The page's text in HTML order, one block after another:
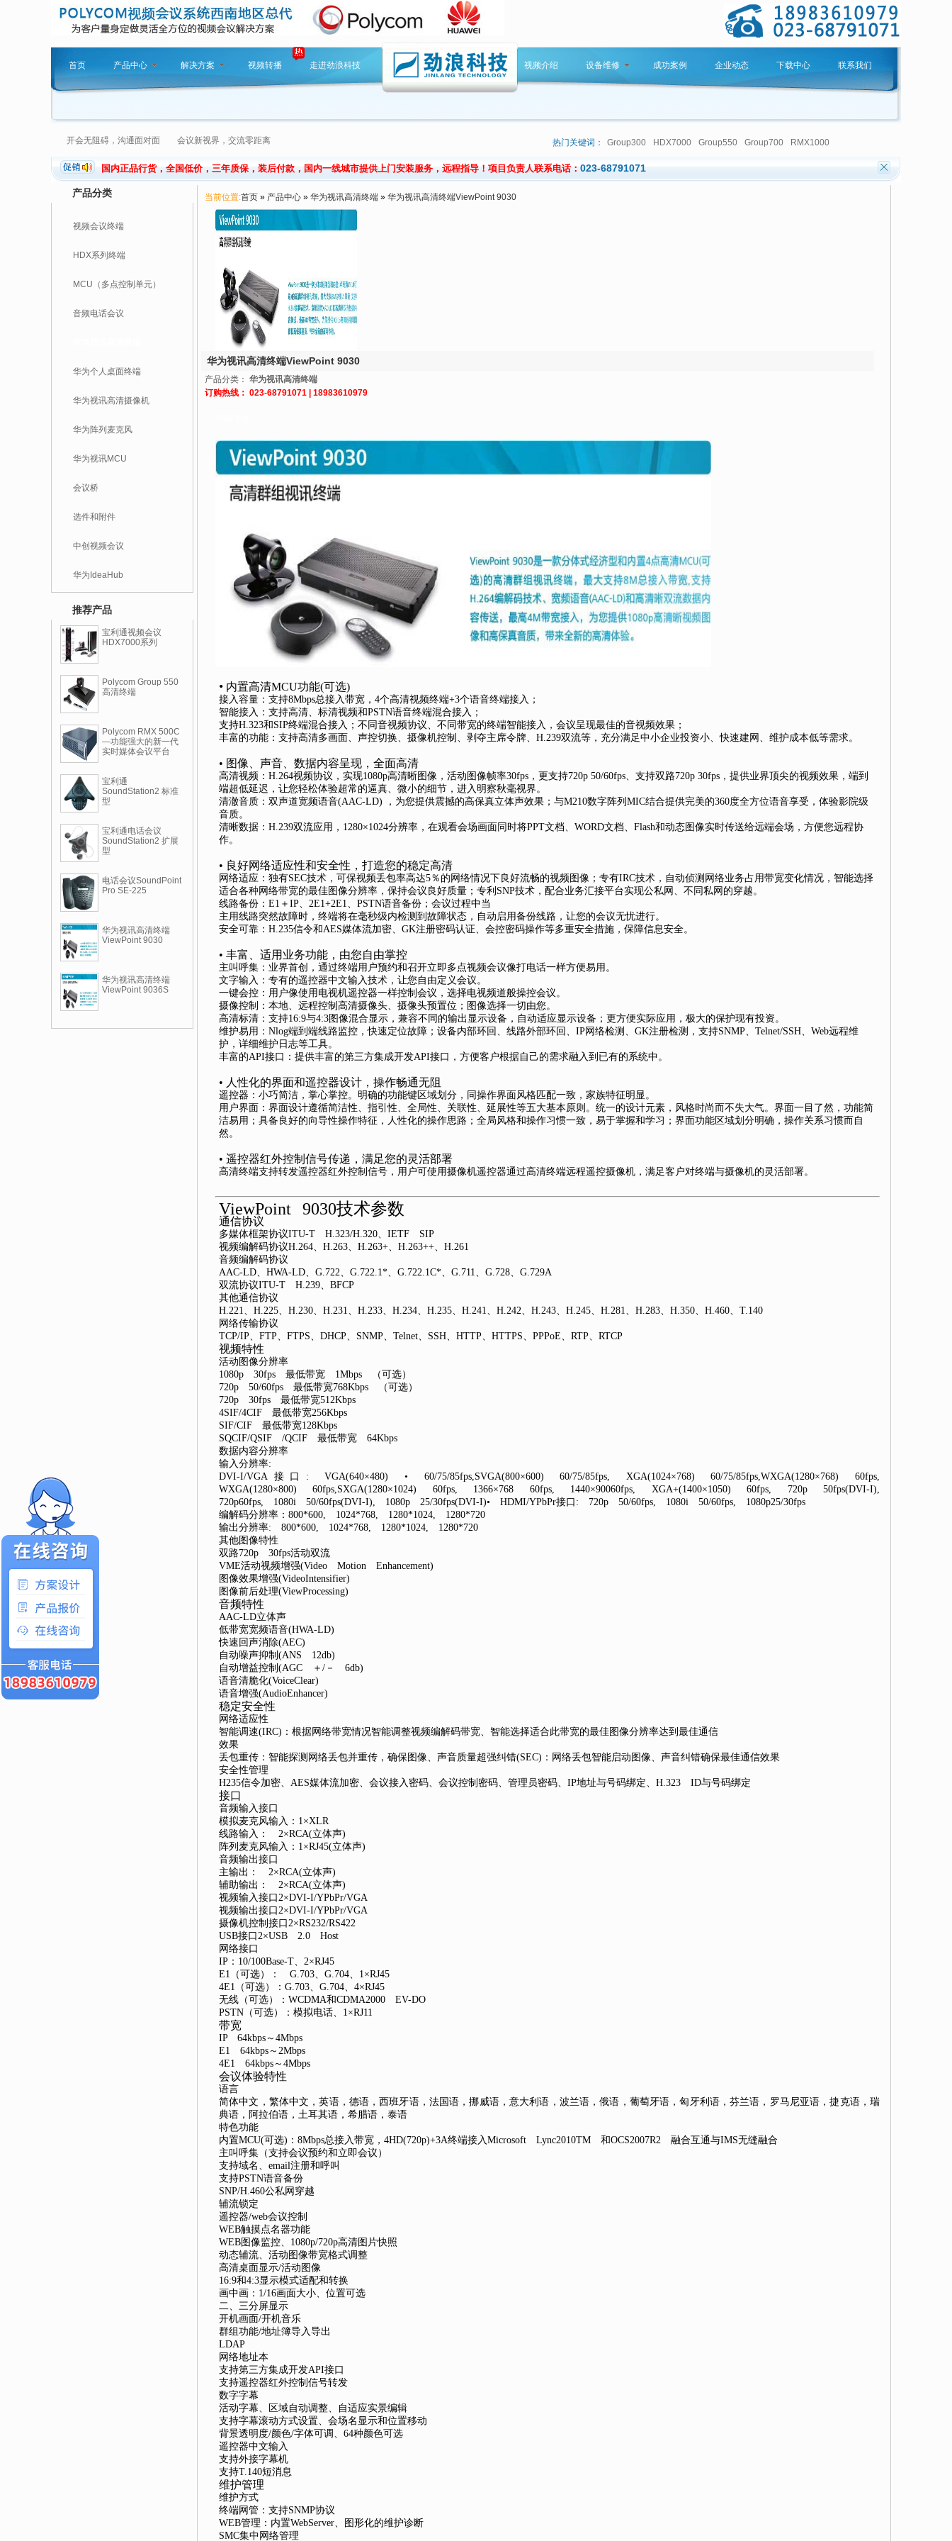
首页 产品中心 解决方案 视频转播 走进劲浪科技 视频介绍 设备维修 成功案例 企业动态 下载中心 联系我们
开会无阻碍，沟通面对面 会议新视界，交流零距离 热门关键词： Group300 HDX7000 Group550 Group700 RMX1000
国内正品行货，全国低价，三年质保，装后付款，国内一线城市提供上门安装服务，远程指导！项目负责人联系电话： 023-68791071
产品分类
视频会议终端
HDX系列终端
MCU（多点控制单元）
音频电话会议
华为个人桌面终端
华为视讯高清摄像机
华为阵列麦克风
华为视讯MCU
会议桥
选件和附件
中创视频会议
华为IdeaHub
推荐产品
宝利通视频会议
HDX7000系列
Polycom Group 550
高清终端
Polycom RMX 500C
—功能强大的新一代
实时媒体会议平台
宝利通
SoundStation2 标准
型
宝利通电话会议
SoundStation2 扩展
型
电话会议SoundPoint
Pro SE-225
华为视讯高清终端
ViewPoint 9030
华为视讯高清终端
ViewPoint 9036S
当前位置:首页 » 产品中心 » 华为视讯高清终端 » 华为视讯高清终端ViewPoint 9030
华为视讯高清终端ViewPoint 9030
产品分类： 华为视讯高清终端
订购热线： 023-68791071 | 18983610979
• 内置高清MCU功能(可选)
接入容量：支持8Mbps总接入带宽，4个高清视频终端+3个语音终端接入；
智能接入：支持高清、标清视频和PSTN语音终端混合接入；
支持H.323和SIP终端混合接入；不同音视频协议、不同带宽的终端智能接入，会议呈现最佳的音视频效果；
丰富的功能：支持高清多画面、声控切换、摄像机控制、剥夺主席令牌、H.239双流等，充分满足中小企业投资小、快速建网、维护成本低等需求。
• 图像、声音、数据内容呈现，全面高清
高清视频：H.264视频协议，实现1080p高清晰图像，活动图像帧率30fps，更支持720p 50/60fps、支持双路720p 30fps，提供业界顶尖的视频效果，端到
端超低延迟，让您轻松体验超常的逼真、微小的细节，进入明察秋毫视界。
清澈音质：双声道宽频语音(AAC-LD) ，为您提供震撼的高保真立体声效果；与M210数字阵列MIC结合提供完美的360度全方位语音享受，体验影院级
音质。
清晰数据：H.239双流应用，1280×1024分辨率，在观看会场画面同时将PPT文档、WORD文档、Flash和动态图像实时传送给远端会场，方便您远程协
作。
• 良好网络适应性和安全性，打造您的稳定高清
网络适应：独有SEC技术，可保视频丢包率高达5％的网络情况下良好流畅的视频图像；专有IRC技术，自动侦测网络业务占用带宽变化情况，智能选择
适合各种网络带宽的最佳图像分辨率，保持会议良好质量；专利SNP技术，配合业务汇接平台实现公私网、不同私网的穿越。
线路备份：E1＋IP、2E1+2E1、PSTN语音备份； 会议过程中当
主用线路突然故障时，终端将在毫秒级内检测到故障状态，自动启用备份线路，让您的会议无忧进行。
安全可靠：H.235信令和AES媒体流加密、GK注册密码认证、会控密码操作等多重安全措施，保障信息安全。
• 丰富、适用业务功能，由您自由掌控
主叫呼集：业界首创，通过终端用户预约和召开立即多点视频会议像打电话一样方便易用。
文字输入：专有的遥控器中文输入技术，让您自由定义会议。
一键会控：用户像使用电视机遥控器一样控制会议，选择电视频道般操控会议。
摄像控制：本地、远程控制高清摄像头、摄像头预置位；图像选择一切由您。
高清标清：支持16:9与4:3图像混合显示，兼容不同的输出显示设备，自动适应显示设备；更方便实际应用，极大的保护现有投资。
维护易用：Nlog端到端线路监控，快速定位故障；设备内部环回、线路外部环回、IP网络检测、GK注册检测，支持SNMP、Telnet/SSH、Web远程维
护，详细维护日志等工具。
丰富的API接口：提供丰富的第三方集成开发API接口，方便客户根据自己的需求融入到已有的系统中。
• 人性化的界面和遥控器设计，操作畅通无阻
遥控器：小巧简洁，掌心掌控。明确的功能键区域划分，同操作界面风格匹配一致，家族特征明显。
用户界面：界面设计遵循简洁性、指引性、全局性、关联性、延展性等五大基本原则。统一的设计元素，风格时尚而不失大气。界面一目了然，功能简
洁易用；具备良好的向导性操作特征，人性化的操作思路；全局风格和操作习惯一致，易于掌握和学习；界面功能区域划分明确，操作关系习惯而自
然。
• 遥控器红外控制信号传递，满足您的灵活部署
高清终端支持转发遥控器红外控制信号，用户可使用摄像机遥控器通过高清终端远程遥控摄像机，满足客户对终端与摄像机的灵活部署。
ViewPoint 9030技术参数
通信协议
多媒体框架协议ITU-T H.323/H.320、IETF SIP
视频编解码协议H.264、H.263、H.263+、H.263++、H.261
音频编解码协议
AAC-LD、HWA-LD、G.722、G.722.1*、G.722.1C*、G.711、G.728、G.729A
双流协议ITU-T H.239、BFCP
其他通信协议
H.221、H.225、H.230、H.231、H.233、H.234、H.235、H.241、H.242、H.243、H.245、H.281、H.283、H.350、H.460、T.140
网络传输协议
TCP/IP、FTP、FTPS、DHCP、SNMP、Telnet、SSH、HTTP、HTTPS、PPPoE、RTP、RTCP
视频特性
活动图像分辨率
1080p 30fps 最低带宽 1Mbps （可选）
720p 50/60fps 最低带宽768Kbps （可选）
720p 30fps 最低带宽512Kbps
4SIF/4CIF 最低带宽256Kbps
SIF/CIF 最低带宽128Kbps
SQCIF/QSIF /QCIF 最低带宽 64Kbps
数据内容分辨率
输入分辨率:
DVI-I/VGA接口: VGA(640×480) • 60/75/85fps,SVGA(800×600) 60/75/85fps, XGA(1024×768) 60/75/85fps,WXGA(1280×768) 60fps,
WXGA(1280×800) 60fps,SXGA(1280×1024) 60fps, 1366×768 60fps, 1440×90060fps, XGA+(1400×1050) 60fps, 720p 50fps(DVI-I),
720p60fps, 1080i 50/60fps(DVI-I), 1080p 25/30fps(DVI-I)• HDMI/YPbPr接口: 720p 50/60fps, 1080i 50/60fps, 1080p25/30fps
编解码分辨率：800*600, 1024*768, 1280*1024, 1280*720
输出分辨率: 800*600, 1024*768, 1280*1024, 1280*720
其他图像特性
双路720p 30fps活动双流
VME活动视频增强(Video Motion Enhancement)
图像效果增强(VideoIntensifier)
图像前后处理(ViewProcessing)
音频特性
AAC-LD立体声
低带宽宽频语音(HWA-LD)
快速回声消除(AEC)
自动噪声抑制(ANS 12db)
自动增益控制(AGC ＋/－ 6db)
语音清脆化(VoiceClear)
语音增强(AudioEnhancer)
稳定安全性
网络适应性
智能调速(IRC)：根据网络带宽情况智能调整视频编解码带宽、智能选择适合此带宽的最佳图像分辨率达到最佳通信
效果
丢包重传：智能探测网络丢包并重传，确保图像、声音质量超强纠错(SEC)：网络丢包智能启动图像、声音纠错确保最佳通信效果
安全性管理
H235信令加密、AES媒体流加密、会议接入密码、会议控制密码、管理员密码、IP地址与号码绑定、H.323 ID与号码绑定
接口
音频输入接口
模拟麦克风输入：1×XLR
线路输入： 2×RCA(立体声)
阵列麦克风输入：1×RJ45(立体声)
音频输出接口
主输出： 2×RCA(立体声)
辅助输出： 2×RCA(立体声)
视频输入接口2×DVI-I/YPbPr/VGA
视频输出接口2×DVI-I/YPbPr/VGA
摄像机控制接口2×RS232/RS422
USB接口2×USB 2.0 Host
网络接口
IP：10/100Base-T、2×RJ45
E1（可选）： G.703、G.704、1×RJ45
4E1（可选）：G.703、G.704、4×RJ45
无线（可选）：WCDMA和CDMA2000 EV-DO
PSTN（可选）：模拟电话、1×RJ11
带宽
IP 64kbps～4Mbps
E1 64kbps～2Mbps
4E1 64kbps～4Mbps
会议体验特性
语言
简体中文，繁体中文，英语，德语，西班牙语，法国语，挪威语，意大利语，波兰语，俄语，葡萄牙语，匈牙利语，芬兰语，罗马尼亚语，捷克语，瑞
典语，阿拉伯语，土耳其语，希腊语，泰语
特色功能
内置MCU(可选)：8Mbps总接入带宽，4HD(720p)+3A终端接入Microsoft Lync2010TM 和OCS2007R2 融合互通与IMS无缝融合
主叫呼集（支持会议预约和立即会议）
支持域名、email注册和呼叫
支持PSTN语音备份
SNP/H.460公私网穿越
辅流锁定
遥控器/web会议控制
WEB触摸点名器功能
WEB图像监控、1080p/720p高清图片快照
动态辅流、活动图像带宽格式调整
高清桌面显示/活动图像
16:9和4:3显示模式适配和转换
画中画：1/16画面大小、位置可选
二、三分屏显示
开机画面/开机音乐
群组功能/地址簿导入导出
LDAP
网络地址本
支持第三方集成开发API接口
支持遥控器红外控制信号转发
数字字幕
活动字幕、区域自动调整、自适应实景编辑
支持字幕滚动方式设置、会场名显示和位置移动
背景透明度/颜色/字体可调、64种颜色可选
遥控器中文输入
支持外接字幕机
支持T.140短消息
维护管理
维护方式
终端网管：支持SNMP协议
WEB管理：内置WebServer、图形化的维护诊断
SMC集中网络管理